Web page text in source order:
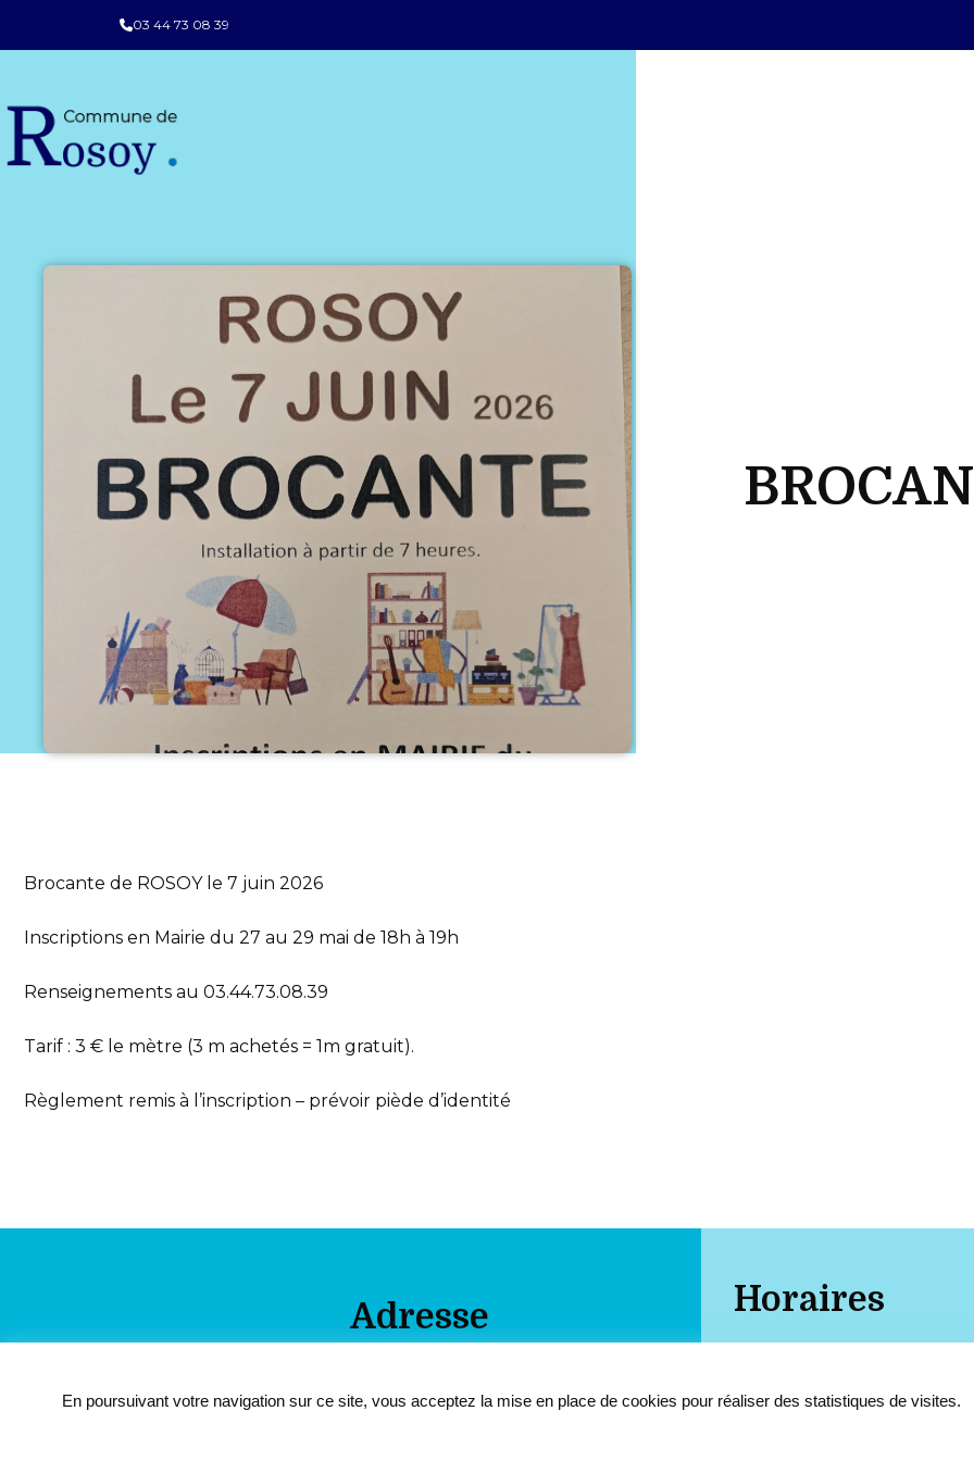
03 44 73 08 39
Brocante de ROSOY le 7 juin 2026
Inscriptions en Mairie du 27 au 29 mai de 18h à 19h
Renseignements au 03.44.73.08.39
Tarif : 3 € le mètre (3 m achetés = 1m gratuit).
Règlement remis à l’inscription – prévoir piède d’identité
Adresse
21 rue de l’Eglise
Horaires
Mardi : 9h-12h / 13h30-19h
En poursuivant votre navigation sur ce site, vous acceptez la mise en place de cookies pour réaliser des statistiques de visites.